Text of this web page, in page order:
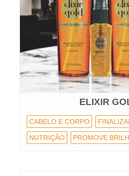
ELIXIR
CABELO E CORPO
NUTRIÇÃO PROMOVE